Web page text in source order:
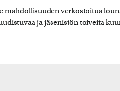
mahdollisuuden verkostoitua
ja jäsenistön toiveita